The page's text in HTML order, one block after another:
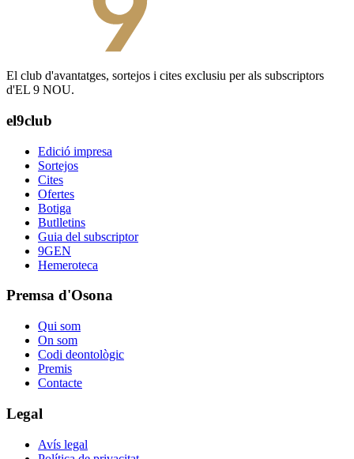
El club d'avantatges, sortejos i cites exclusiu per als subscriptors
d'EL 9 NOU.
el9club
Edició impresa
Sortejos
Cites
Ofertes
Botiga
Butlletins
Guia del subscriptor
9GEN
Hemeroteca
Premsa d'Osona
Qui som
On som
Codi deontològic
Premis
Contacte
Legal
Avís legal